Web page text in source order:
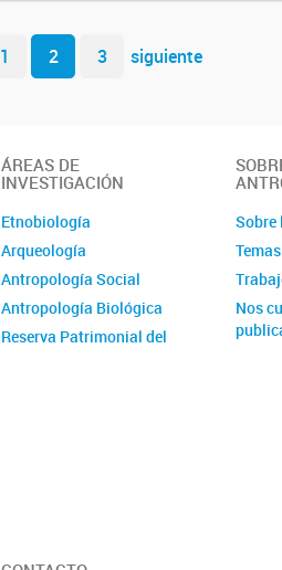
1 2 3 siguiente
ÁREAS DE
INVESTIGACIÓN
Etnobiología
Arqueología
Antropología Social
Antropología Biológica
Reserva Patrimonial del
Sobre
Nos